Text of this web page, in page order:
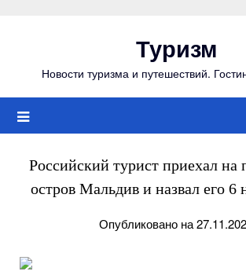
Туризм
Новости туризма и путешествий.
Российский турист приехал на
остров Мальдив и назвал его 6
Опубликовано на